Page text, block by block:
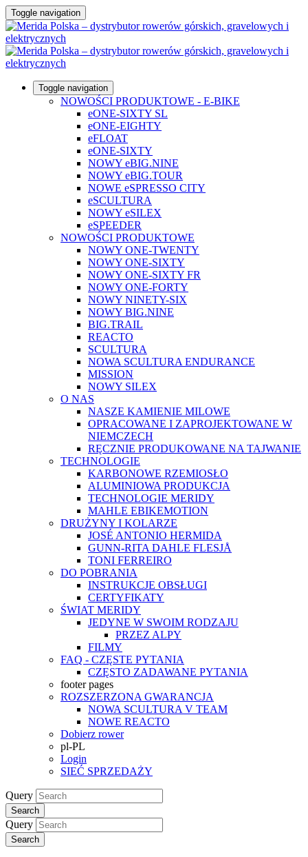
Toggle navigation
Toggle navigation
NOWOŚCI PRODUKTOWE - E-BIKE
eONE-SIXTY SL
eONE-EIGHTY
eFLOAT
eONE-SIXTY
NOWY eBIG.NINE
NOWY eBIG.TOUR
NOWE eSPRESSO CITY
eSCULTURA
NOWY eSILEX
eSPEEDER
NOWOŚCI PRODUKTOWE
NOWY ONE-TWENTY
NOWY ONE-SIXTY
NOWY ONE-SIXTY FR
NOWY ONE-FORTY
NOWY NINETY-SIX
NOWY BIG.NINE
BIG.TRAIL
REACTO
SCULTURA
NOWA SCULTURA ENDURANCE
MISSION
NOWY SILEX
O NAS
NASZE KAMIENIE MILOWE
OPRACOWANE I ZAPROJEKTOWANE W
NIEMCZECH
RĘCZNIE PRODUKOWANE NA TAJWANIE
TECHNOLOGIE
KARBONOWE RZEMIOSŁO
ALUMINIOWA PRODUKCJA
TECHNOLOGIE MERIDY
MAHLE EBIKEMOTION
DRUŻYNY I KOLARZE
JOSÉ ANTONIO HERMIDA
GUNN-RITA DAHLE FLESJÅ
TONI FERREIRO
DO POBRANIA
INSTRUKCJE OBSŁUGI
CERTYFIKATY
ŚWIAT MERIDY
JEDYNE W SWOIM RODZAJU
PRZEZ ALPY
FILMY
FAQ - CZĘSTE PYTANIA
CZĘSTO ZADAWANE PYTANIA
footer pages
ROZSZERZONA GWARANCJA
NOWA SCULTURA V TEAM
NOWE REACTO
Dobierz rower
pl-PL
Login
SIEĆ SPRZEDAŻY
Query
Search
Query
Search